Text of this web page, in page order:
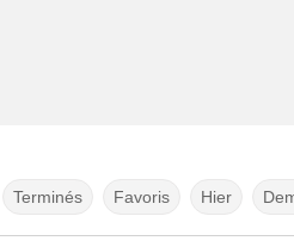
Terminés Favoris Hier